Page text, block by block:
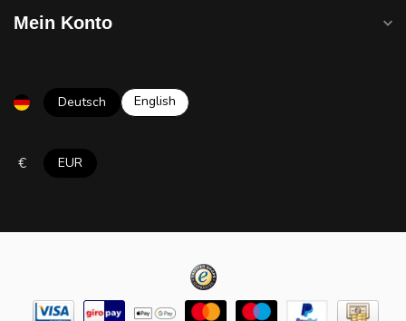
Mein Konto
Deutsch English
€ EUR